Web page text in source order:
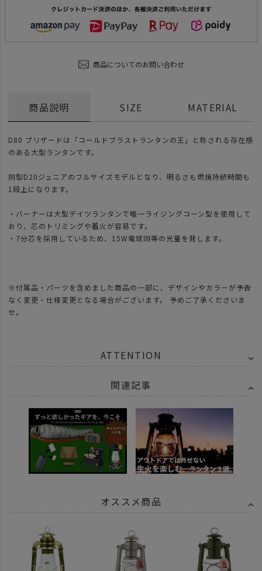
商品についてのお問い合わせ
商品説明
D80 ブリザードは「コールドブラストランタンの王」と称される存在感
のある大型ランタンです。
同型D20ジュニアのフルサイズモデルとなり、明るさも燃焼持続時間も
1段上になります。
・バーナーは大型デイツランタンで唯一ライジングコーン型を使用して
おり、芯のトリミングや着火が容易です。
・7分芯を採用しているため、15W電球同等の光量を発します。
※付属品・パーツを含めました商品の一部に、デザインやカラーが予告
なく変更・仕様変更となる場合がございます。 予めご了承くださいま
せ。
SIZE MATERIAL
ATTENTION
関連記事
オススメ商品